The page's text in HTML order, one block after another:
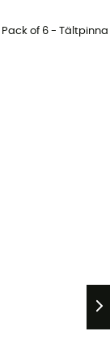
of 6 - Tältpinnar